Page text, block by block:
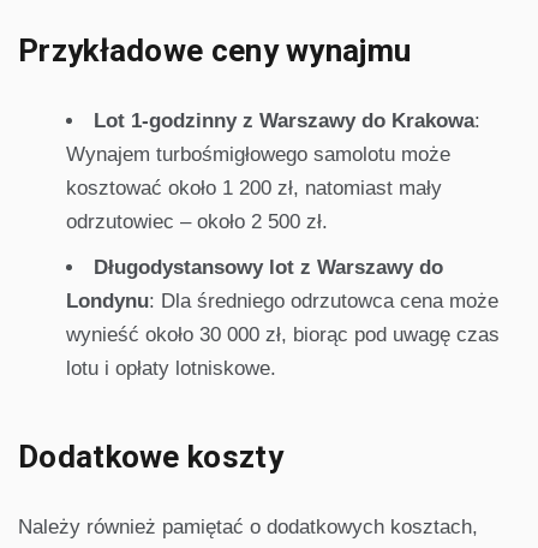
Przykładowe ceny wynajmu
Lot 1-godzinny z Warszawy do Krakowa:
Wynajem turbośmigłowego samolotu może
kosztować około 1 200 zł, natomiast mały
odrzutowiec – około 2 500 zł.
Długodystansowy lot z Warszawy do
Londynu: Dla średniego odrzutowca cena może
wynieść około 30 000 zł, biorąc pod uwagę czas
lotu i opłaty lotniskowe.
Dodatkowe koszty
Należy również pamiętać o dodatkowych kosztach,